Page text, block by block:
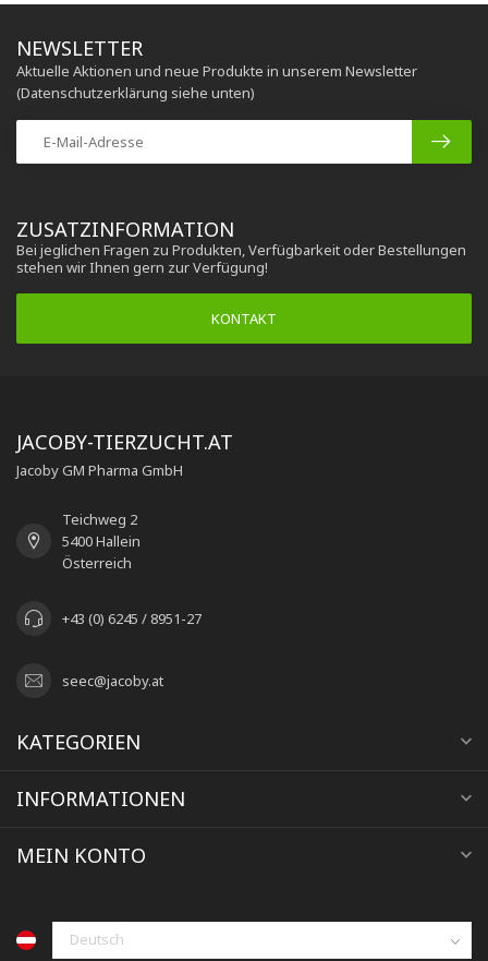
ZUSATZINFORMATION
Bei jeglichen Fragen zu Produkten, Verfügbarkeit oder Bestellungen
stehen wir Ihnen gern zur Verfügung!
KONTAKT
NEWSLETTER
Aktuelle Aktionen und neue Produkte in unserem Newsletter
(Datenschutzerklärung siehe unten)
JACOBY-TIERZUCHT.AT
Jacoby GM Pharma GmbH
Teichweg 2
5400 Hallein
Österreich
+43 (0) 6245 / 8951-27
seec@jacoby.at
KATEGORIEN
INFORMATIONEN
MEIN KONTO